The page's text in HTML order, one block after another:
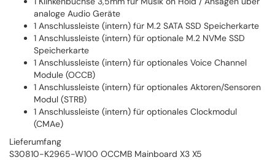
analoge Audio Geräte
1 Anschlussleiste (intern) für M.2 SATA SSD Speicherkarte
1 Anschlussleiste (intern) für optionale M.2 NVMe SSD
Speicherkarte
1 Anschlussleiste (intern) für optionales Voice Channel
Module (OCCB)
1 Anschlussleiste (intern) für optionales Aktoren/Sensoren
Modul (STRB)
1 Anschlussleiste (intern) für optionales Clockmodul
(CMAe)
Lieferumfang
S30810-K2965-W100 OCCMB Mainboard X3 X5